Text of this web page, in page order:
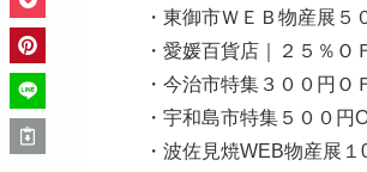
・東御市ＷＥＢ物産展５
・愛媛百貨店｜２５％Ｏ
・今治市特集３００円Ｏ
・宇和島市特集５００円
・波佐見焼WEB物産展１